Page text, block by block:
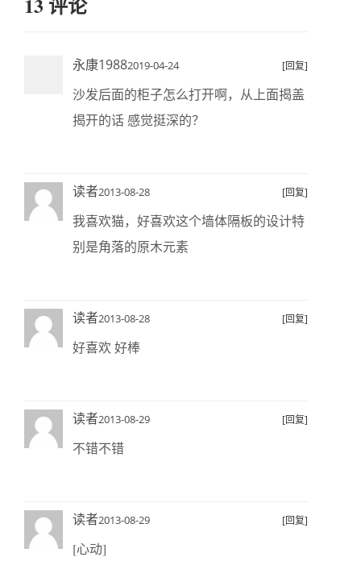
永康19882019-04-24 [回复]
沙发后面的柜子怎么打开啊，从上面揭盖
揭开的话 感觉挺深的？
读者2013-08-28 [回复]
我喜欢猫，好喜欢这个墙体隔板的设计特
别是角落的原木元素
读者2013-08-28 [回复]
好喜欢 好棒
读者2013-08-29 [回复]
不错不错
读者2013-08-29 [回复]
[心动]